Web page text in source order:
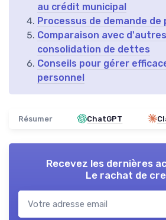
au crédit municipal
Processus de demande
Comparaison avec
consolidation de dettes
Conseils pour gérer
personnel
Résumer ChatGPT
Recevez les dernières
Le rachat de